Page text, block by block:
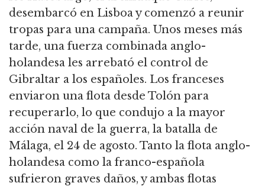
desembarcó en Lisboa y comenzó a reunir
tropas para una campaña. Unos meses más
tarde, una fuerza combinada anglo-
holandesa les arrebató el control de
Gibraltar a los españoles. Los franceses
enviaron una flota desde Tolón para
recuperarlo, lo que condujo a la mayor
acción naval de la guerra, la batalla de
Málaga, el 24 de agosto. Tanto la flota anglo-
holandesa como la franco-española
sufrieron graves daños, y ambas flotas